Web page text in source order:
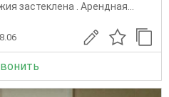
застеклена . Арендная...